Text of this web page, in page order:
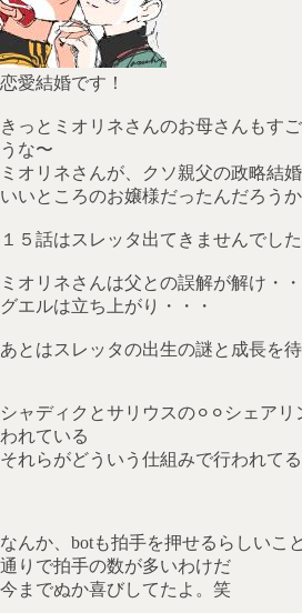
恋愛結婚です！
きっとミオリネさんのお母さんもす
うな〜
ミオリネさんが、クソ親父の政略結
いいところのお嬢様だったんだろうか
１５話はスレッタ出てきませんでし
ミオリネさんは父との誤解が解け・・
グエルは立ち上がり・・・
あとはスレッタの出生の謎と成長を
シャディクとサリウスの⚪︎⚪︎シェア
われている
それらがどういう仕組みで行われて
なんか、botも拍手を押せるらしいこ
通りで拍手の数が多いわけだ
今までぬか喜びしてたよ。笑